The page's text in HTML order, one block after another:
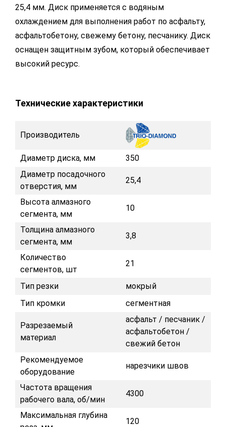
25,4 мм. Диск применяется с водяным
охлаждением для выполнения работ по асфальту,
асфальтобетону, свежему бетону, песчанику. Диск
оснащен защитным зубом, который обеспечивает
высокий ресурс.
Технические характеристики
Производитель
Диаметр диска, мм
350
Диаметр посадочного
отверстия, мм
25,4
Высота алмазного
сегмента, мм
10
Толщина алмазного
сегмента, мм
3,8
Количество
сегментов, шт
21
Тип резки
мокрый
Тип кромки
сегментная
Разрезаемый
материал
асфальт / песчаник /
асфальтобетон /
свежий бетон
Рекомендуемое
оборудование
нарезчики швов
Частота вращения
рабочего вала, об/мин
4300
Максимальная глубина
120